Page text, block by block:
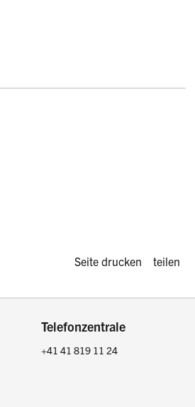
Diese Seite
Seite drucken teilen
Telefonzentrale
+41 41 819 11 24